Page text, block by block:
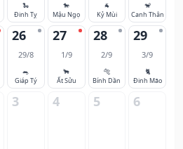
🐍
Đinh Tỵ
🐎
Mậu Ngọ
🐐
Kỷ Mùi
🐒
Canh Thân
26
29/8
🐀
Giáp Tý
27
1/9
🐂
Ất Sửu
28
2/9
🐅
Bính Dần
29
3/9
🐈
Đinh Mão
3 4 5 6